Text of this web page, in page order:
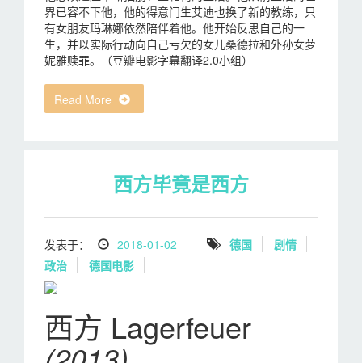
界已容不下他，他的得意门生艾迪也换了新的教练，只
有女朋友玛琳娜依然陪伴着他。他开始反思自己的一
生，并以实际行动向自己亏欠的女儿桑德拉和外孙女萝
妮雅赎罪。（豆瓣电影字幕翻译2.0小组）
Read More
西方毕竟是西方
发表于： 2018-01-02 德国
剧情
政治
德国电影
西方 Lagerfeuer